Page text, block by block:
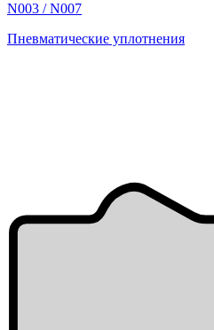
N003 / N007
Пневматические уплотнения